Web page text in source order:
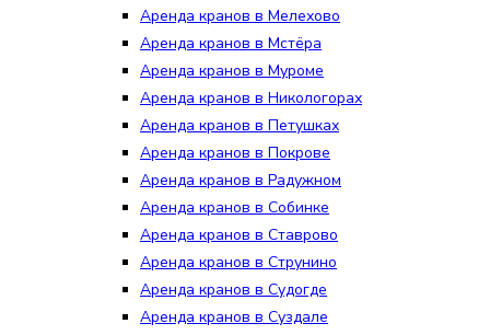
Аренда кранов в Мелехово
Аренда кранов в Мстёра
Аренда кранов в Муроме
Аренда кранов в Никологорах
Аренда кранов в Петушках
Аренда кранов в Покрове
Аренда кранов в Радужном
Аренда кранов в Собинке
Аренда кранов в Ставрово
Аренда кранов в Струнино
Аренда кранов в Судогде
Аренда кранов в Суздале